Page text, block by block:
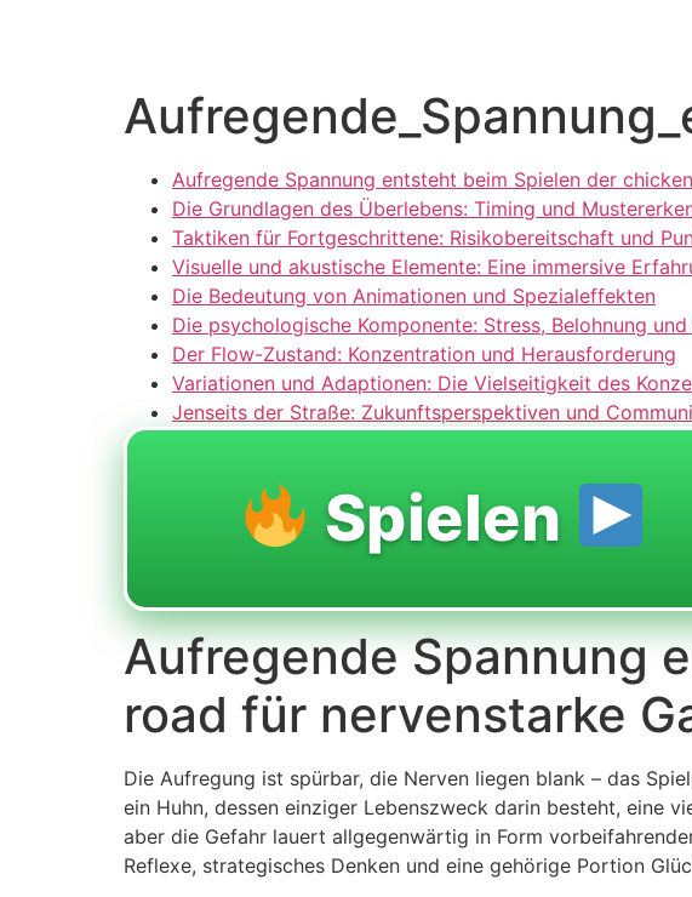
Aufregende Spannung entsteht beim Spielen der
Die Grundlagen des Überlebens: Timing und
Taktiken für Fortgeschrittene: Risikobereitschaft und
Visuelle und akustische Elemente: Eine immersive
Die Bedeutung von Animationen und Spezialeffekten
Die psychologische Komponente: Stress, Belohnung
Der Flow-Zustand: Konzentration und Herausforderung
Variationen und Adaptionen: Die Vielseitigkeit des
Jenseits der Straße: Zukunftsperspektiven und
Spielen
Aufregende Spannung
road für nervenstarke
Die Aufregung ist spürbar, die Nerven liegen blank – das
ein Huhn, dessen einziger Lebenszweck darin besteht, eine
aber die Gefahr lauert allgegenwärtig in Form
Reflexe, strategisches Denken und eine gehörige Portion